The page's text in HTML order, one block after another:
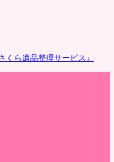
くら遺品整理サービス』